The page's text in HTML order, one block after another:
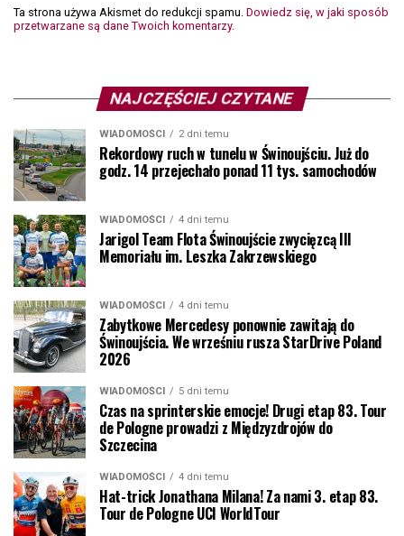
Ta strona używa Akismet do redukcji spamu. Dowiedz się, w jaki sposób
przetwarzane są dane Twoich komentarzy.
NAJCZĘŚCIEJ CZYTANE
WIADOMOŚCI 2 dni temu
Rekordowy ruch w tunelu w Świnoujściu. Już do
godz. 14 przejechało ponad 11 tys. samochodów
WIADOMOŚCI 4 dni temu
Jarigol Team Flota Świnoujście zwycięzcą III
Memoriału im. Leszka Zakrzewskiego
WIADOMOŚCI 4 dni temu
Zabytkowe Mercedesy ponownie zawitają do
Świnoujścia. We wrześniu rusza StarDrive Poland
2026
WIADOMOŚCI 5 dni temu
Czas na sprinterskie emocje! Drugi etap 83. Tour
de Pologne prowadzi z Międzyzdrojów do
Szczecina
WIADOMOŚCI 4 dni temu
Hat-trick Jonathana Milana! Za nami 3. etap 83.
Tour de Pologne UCI WorldTour